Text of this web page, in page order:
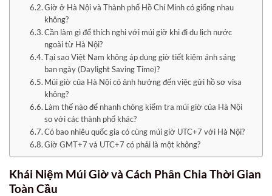
Giờ ở Hà Nội và Thành phố Hồ Chí Minh có giống nhau
không?
Cần làm gì để thích nghi với múi giờ khi đi du lịch nước
ngoài từ Hà Nội?
Tại sao Việt Nam không áp dụng giờ tiết kiệm ánh sáng
ban ngày (Daylight Saving Time)?
Múi giờ của Hà Nội có ảnh hưởng đến việc gửi hồ sơ visa
không?
Làm thế nào để nhanh chóng kiểm tra múi giờ của Hà Nội
so với các thành phố khác?
Có bao nhiêu quốc gia có cùng múi giờ UTC+7 với Hà Nội?
Giờ GMT+7 và UTC+7 có phải là một không?
Khái Niệm Múi Giờ và Cách Phân Chia Thời Gian
Toàn Cầu